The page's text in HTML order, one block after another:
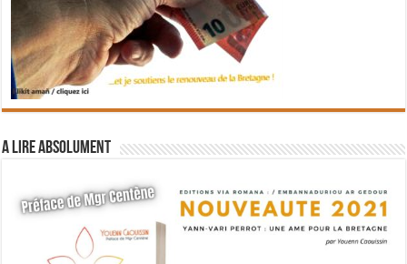
A lire absolument